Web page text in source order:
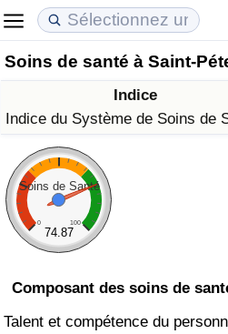
Soins de santé à Saint-
Indice
Indice du Système de Soins de
Soins de Santé
0 100
74.87
Composant des soins de
Talent et compétence du
Coût de la vie
Indice du Coût de la Vie
Indice du Coût de la Vie
Indice du coût de la vie par
à Akaba
Prix de l'immobilier
Indice des Prix de l'immobilier
Indice des Prix de l'immobilier
Indice des Prix de l'immobilier
Qualité de Vie
Indice de Qualité de Vie
Indice de Qualité de Vie
Indice de qualité de vie par
Criminalité
Indice de Criminalité (Actuel)